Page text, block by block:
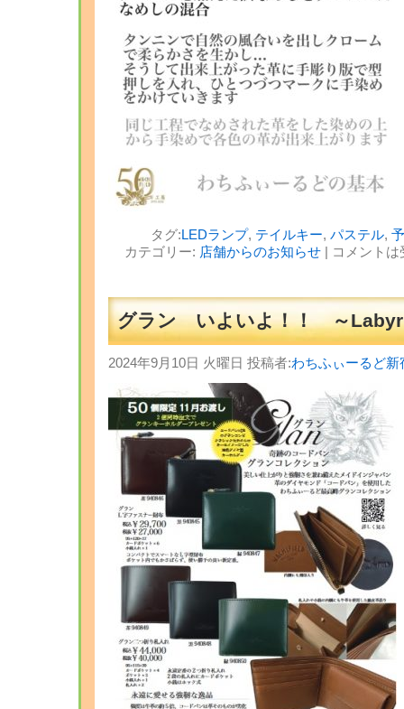
タグ: LEDランプ, テイルキー, パステル,
カテゴリー: 店舗からのお知らせ| コメント
グラン いよいよ！！ ～
2024年9月10日 火曜日 投稿者:わちふぃーるど